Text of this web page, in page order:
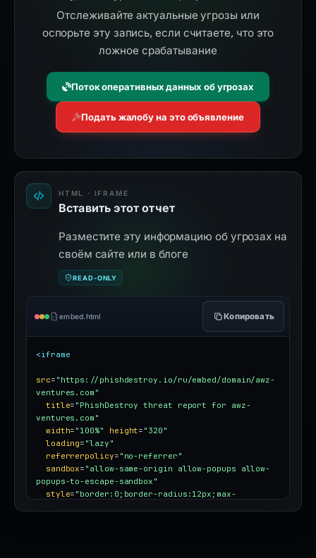
Отслеживайте актуальные угрозы или
оспорьте эту запись, если считаете, что это
ложное срабатывание
Поток оперативных данных об угрозах
Подать жалобу на это объявление
HTML · IFRAME
Вставить этот отчет
Разместите эту информацию об угрозах на
своём сайте или в блоге
READ-ONLY
embed.html Копировать
<iframe
src= "https://phishdestroy.io/ru/embed/domain/awz-
ventures.com"
title= "PhishDestroy threat report for awz-
ventures.com"
width= "100%" height= "320"
loading= "lazy"
referrerpolicy= "no-referrer"
sandbox= "allow-same-origin allow-popups allow-
popups-to-escape-sandbox"
style= "border:0;border-radius:12px;max-